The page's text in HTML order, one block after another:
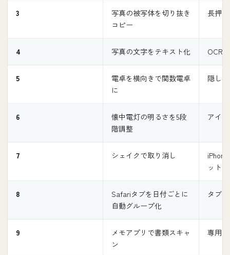
3
写真の被写体を切り抜き
コピー
長押
4 写真の文字をテキスト化 OCR
5
電卓を横向きで関数電卓
に
隠し
6
懐中電灯の明るさを5段
階調整
アイ
7 シェイクで取り消し
ット
8
Safariタブを日付ごとに
自動グループ化
タブ
9
メモアプリで書類スキャ
ン
専用